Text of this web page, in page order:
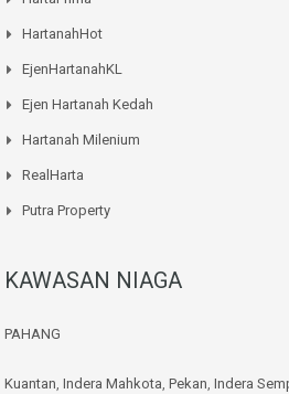
HartanahHot
EjenHartanahKL
Ejen Hartanah Kedah
Hartanah Milenium
RealHarta
Putra Property
KAWASAN NIAGA
PAHANG
Kuantan, Indera Mahkota, Pekan, Indera